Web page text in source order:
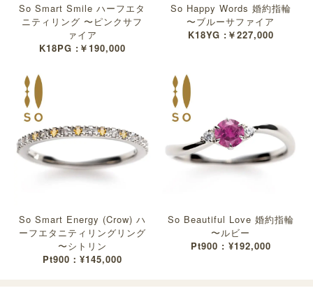
So Smart Smile ハーフエタ
ニティリング 〜ピンクサフ
ァイア
K18PG :￥190,000
So Happy Words 婚約指輪
〜ブルーサファイア
K18YG :￥227,000
So Smart Energy (Crow) ハ
ーフエタニティリングリング
〜シトリン
Pt900：¥145,000
So Beautiful Love 婚約指輪
〜ルビー
Pt900 : ¥192,000